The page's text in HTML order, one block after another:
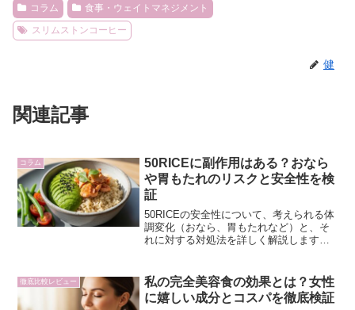
コラム
食事・ウェイトマネジメント
スリムストンコーヒー
健
関連記事
コラム
50RICEに副作用はある？おなら
や胃もたれのリスクと安全性を検
証
50RICEの安全性について、考えられる体
調変化（おなら、胃もたれなど）と、そ
れに対する対処法を詳しく解説します。
ご紹介。
徹底比較レビュー
私の完全美容食の効果とは？女性
に嬉しい成分とコスパを徹底検証